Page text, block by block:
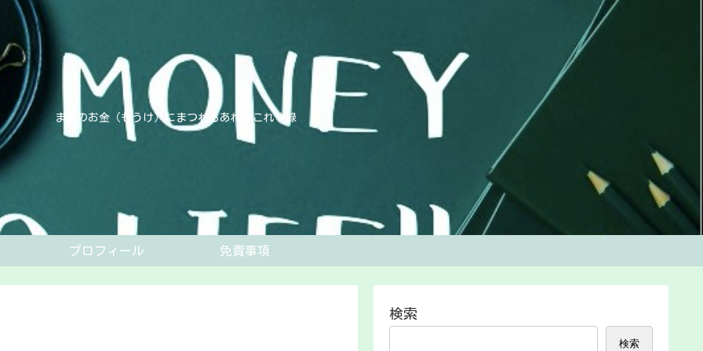
まるのお金（もうけ）にまつわるあれやこれや録
プロフィール 免責事項
検索
検索